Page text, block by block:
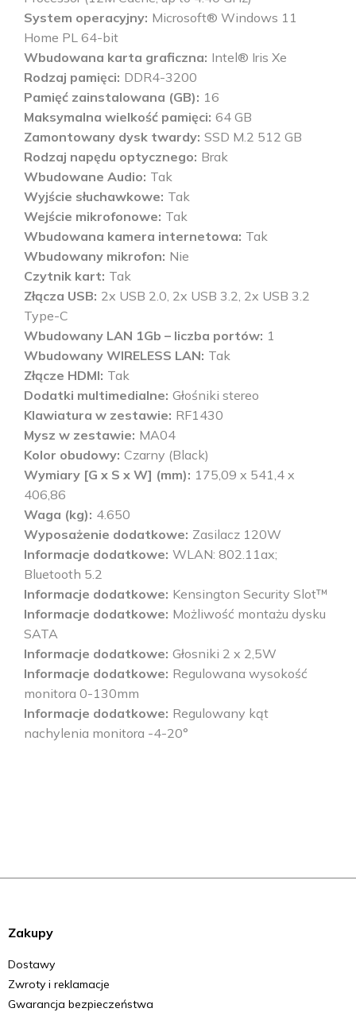
System operacyjny Microsoft® Windows 11
Home PL 64-bit
Wbudowana karta graficzna Intel® Iris Xe
Rodzaj pamięci DDR4-3200
Pamięć zainstalowana (GB)
16
Maksymalna wielkość pamięci 64 GB
Zamontowany dysk twardy SSD M.2 512 GB
Rodzaj napędu optycznego Brak
Wbudowane Audio Tak
Wyjście słuchawkowe Tak
Wejście mikrofonowe Tak
Wbudowana kamera internetowa Tak
Wbudowany mikrofon Nie
Czytnik kart Tak
Złącza USB 2x USB 2.0, 2x USB 3.2, 2x USB 3.2
Type-C
Wbudowany LAN 1Gb – liczba portów 1
Wbudowany WIRELESS LAN Tak
Złącze HDMI Tak
Dodatki multimedialne Głośniki stereo
Klawiatura w zestawie RF1430
Mysz w zestawie MA04
Kolor obudowy Czarny (Black)
Wymiary [G x S x W] (mm)
175,09 x 541,4 x
406,86
Waga (kg) 4.650
Wyposażenie dodatkowe Zasilacz 120W
Informacje dodatkowe WLAN: 802.11ax;
Bluetooth 5.2
Informacje dodatkowe Kensington Security Slot™
Informacje dodatkowe Możliwość montażu dysku
SATA
Informacje dodatkowe Głosniki 2 x 2,5W
Informacje dodatkowe Regulowana wysokość
monitora 0-130mm
Informacje dodatkowe Regulowany kąt
nachylenia monitora -4-20°
Zakupy
Dostawy
Zwroty i reklamacje
Gwarancja bezpieczeństwa